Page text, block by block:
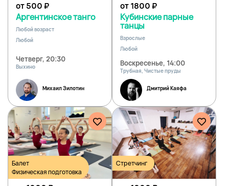
от 500₽
Аргентинское танго
Любой возраст
Любой
Четверг, 20:30
Выхино
Михаил Зилотин
от 1800₽
Кубинские парные
танцы
Взрослые
Любой
Воскресенье, 14:00
Трубная, Чистые пруды
Дмитрий Каяфа
Балет
Физическая подготовка
Стретчинг